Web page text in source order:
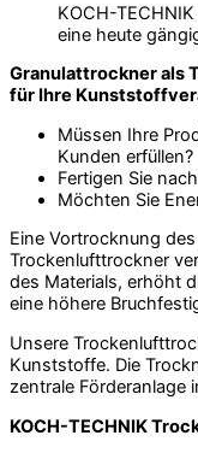
KOCH-
eine heute
Granulattrockner als
für Ihre
Müssen Ihre
Kunden erfüllen?
Fertigen Sie
Möchten Sie
Eine Vortrocknung
Trockenlufttrockner
des Materials, erhöht
eine höhere
Unsere
Kunststoffe. Die
zentrale Förderanlage
KOCH-TECHNIK